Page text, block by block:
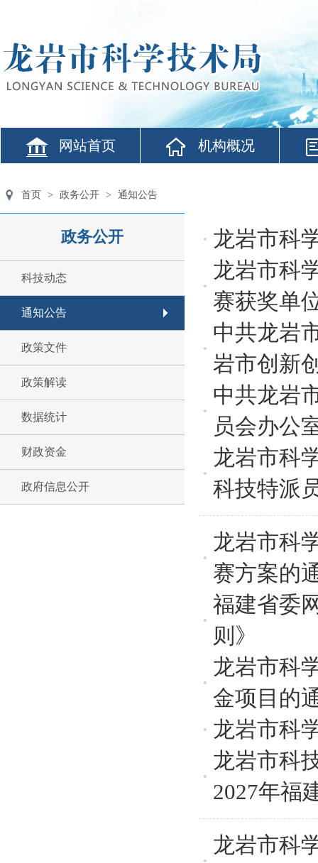
网站首页 机构概况
首页 > 政务公开 > 通知公告
政务公开
科技动态
通知公告
政策文件
政策解读
数据统计
财政资金
政府信息公开
龙岩市科
龙岩市科
赛获奖单
中共龙岩
岩市创新
中共龙岩
员会办公
龙岩市科
科技特派
龙岩市科
赛方案的
福建省委
则》
龙岩市科
金项目的
龙岩市科
龙岩市科
2027年福
龙岩市科